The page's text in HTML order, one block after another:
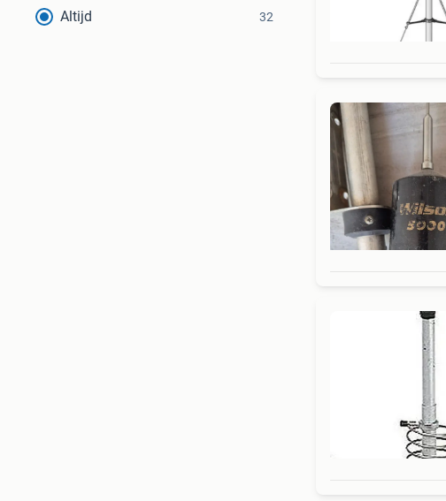
Altijd 32